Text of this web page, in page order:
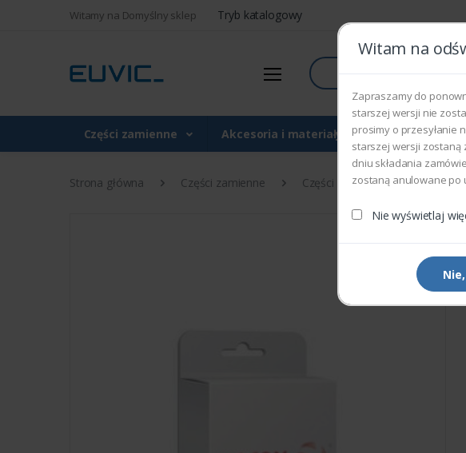
Witamy na Domyślny sklep Tryb katalogowy
Szukaj
Części zamienne Akcesoria i materiały eksploatacyjne
Witam na
Zapraszamy do
starszej wersji nie
prosimy o przesyłanie
starszej wersji zostaną
dniu składania
zostaną anulowane po
Nie wyświetlaj
Strona główna Części zamienne Części do drukarek i kopiarek